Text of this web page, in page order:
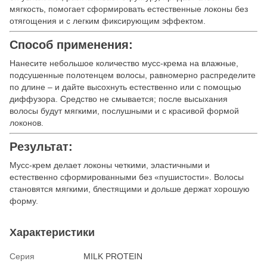
мягкость, помогает сформировать естественные локоны без
отягощения и с легким фиксирующим эффектом.
Способ применения:
Нанесите небольшое количество мусс-крема на влажные,
подсушенные полотенцем волосы, равномерно распределите
по длине – и дайте высохнуть естественно или с помощью
диффузора. Средство не смывается; после высыхания
волосы будут мягкими, послушными и с красивой формой
локонов.
Результат:
Мусс-крем делает локоны четкими, эластичными и
естественно сформированными без «пушистости». Волосы
становятся мягкими, блестящими и дольше держат хорошую
форму.
Характеристики
Серия
MILK PROTEIN